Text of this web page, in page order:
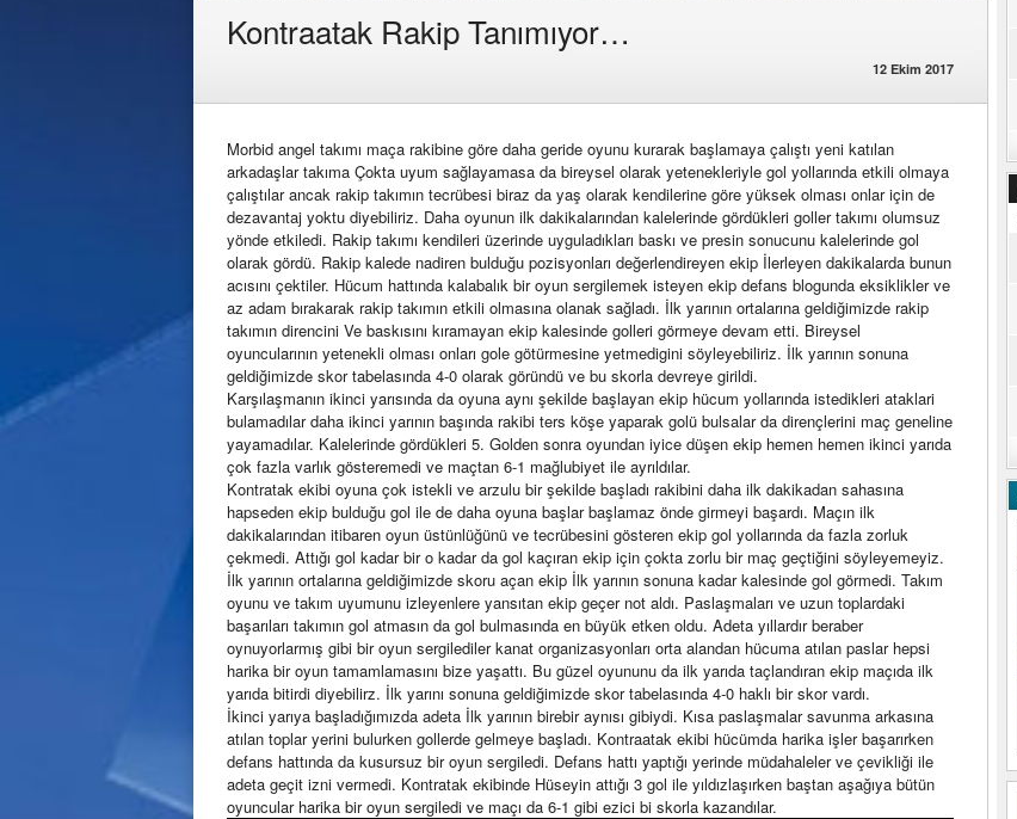
Kontraatak Rakip Tanımıyor…
12 Ekim 2017
Morbid angel takımı maça rakibine göre daha geride oyunu kurarak başlamaya çalıştı yeni katılan
arkadaşlar takıma Çokta uyum sağlayamasa da bireysel olarak yetenekleriyle gol yollarında etkili olmaya
çalıştılar ancak rakip takımın tecrübesi biraz da yaş olarak kendilerine göre yüksek olması onlar için de
dezavantaj yoktu diyebiliriz. Daha oyunun ilk dakikalarından kalelerinde gördükleri goller takımı olumsuz
yönde etkiledi. Rakip takımı kendileri üzerinde uyguladıkları baskı ve presin sonucunu kalelerinde gol
olarak gördü. Rakip kalede nadiren bulduğu pozisyonları değerlendireyen ekip İlerleyen dakikalarda bunun
acısını çektiler. Hücum hattında kalabalık bir oyun sergilemek isteyen ekip defans blogunda eksiklikler ve
az adam bırakarak rakip takımın etkili olmasına olanak sağladı. İlk yarının ortalarına geldiğimizde rakip
takımın direncini Ve baskısını kıramayan ekip kalesinde golleri görmeye devam etti. Bireysel
oyuncularının yetenekli olması onları gole götürmesine yetmedigini söyleyebiliriz. İlk yarının sonuna
geldiğimizde skor tabelasında 4-0 olarak göründü ve bu skorla devreye girildi.
Karşılaşmanın ikinci yarısında da oyuna aynı şekilde başlayan ekip hücum yollarında istedikleri ataklari
bulamadılar daha ikinci yarının başında rakibi ters köşe yaparak golü bulsalar da dirençlerini maç geneline
yayamadılar. Kalelerinde gördükleri 5. Golden sonra oyundan iyice düşen ekip hemen hemen ikinci yarıda
çok fazla varlık gösteremedi ve maçtan 6-1 mağlubiyet ile ayrıldılar.
Kontratak ekibi oyuna çok istekli ve arzulu bir şekilde başladı rakibini daha ilk dakikadan sahasına
hapseden ekip bulduğu gol ile de daha oyuna başlar başlamaz önde girmeyi başardı. Maçın ilk
dakikalarından itibaren oyun üstünlüğünü ve tecrübesini gösteren ekip gol yollarında da fazla zorluk
çekmedi. Attığı gol kadar bir o kadar da gol kaçıran ekip için çokta zorlu bir maç geçtiğini söyleyemeyiz.
İlk yarının ortalarına geldiğimizde skoru açan ekip İlk yarının sonuna kadar kalesinde gol görmedi. Takım
oyunu ve takım uyumunu izleyenlere yansıtan ekip geçer not aldı. Paslaşmaları ve uzun toplardaki
başarıları takımın gol atmasın da gol bulmasında en büyük etken oldu. Adeta yıllardır beraber
oynuyorlarmış gibi bir oyun sergilediler kanat organizasyonları orta alandan hücuma atılan paslar hepsi
harika bir oyun tamamlamasını bize yaşattı. Bu güzel oyununu da ilk yarıda taçlandıran ekip maçıda ilk
yarıda bitirdi diyebilirz. İlk yarını sonuna geldiğimizde skor tabelasında 4-0 haklı bir skor vardı.
İkinci yarıya başladığımızda adeta İlk yarının birebir aynısı gibiydi. Kısa paslaşmalar savunma arkasına
atılan toplar yerini bulurken gollerde gelmeye başladı. Kontraatak ekibi hücümda harika işler başarırken
defans hattında da kusursuz bir oyun sergiledi. Defans hattı yaptığı yerinde müdahaleler ve çevikliği ile
adeta geçit izni vermedi. Kontratak ekibinde Hüseyin attığı 3 gol ile yıldızlaşırken baştan aşağıya bütün
oyuncular harika bir oyun sergiledi ve maçı da 6-1 gibi ezici bi skorla kazandılar.